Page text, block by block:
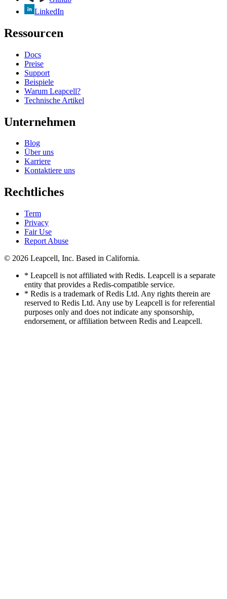
LinkedIn
Ressourcen
Docs
Preise
Support
Beispiele
Warum Leapcell?
Technische Artikel
Unternehmen
Blog
Über uns
Karriere
Kontaktiere uns
Rechtliches
Term
Privacy
Fair Use
Report Abuse
© 2026 Leapcell, Inc. Based in California.
* Leapcell is not affiliated with Redis. Leapcell is a separate
entity that provides a Redis-compatible service.
* Redis is a trademark of Redis Ltd. Any rights therein are
reserved to Redis Ltd. Any use by Leapcell is for referential
purposes only and does not indicate any sponsorship,
endorsement, or affiliation between Redis and Leapcell.